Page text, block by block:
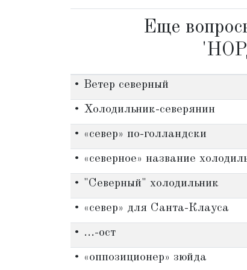
Еще
• Ветер северный
• Холодильник-северянин
• «север» по-голландски
• «северное» название
• "Северный" холодильник
• «север» для Санта-Клауса
• ...-ост
• «оппозиционер» зюйда